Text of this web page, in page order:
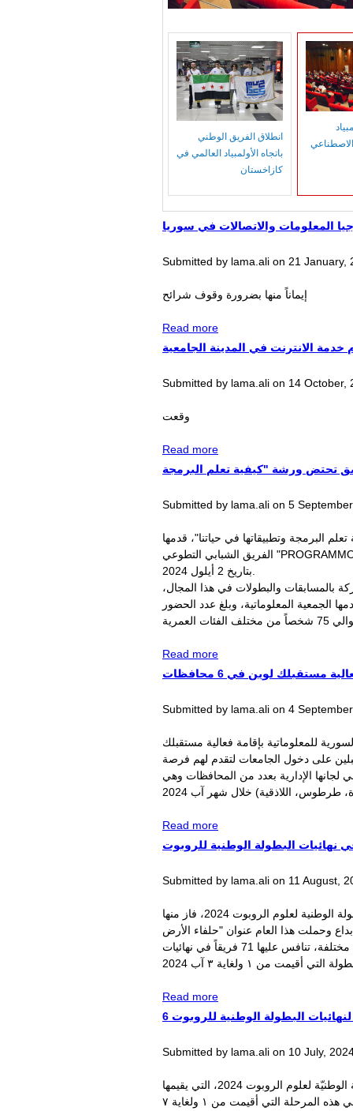
انطلاق الفريق الوطني
باتجاه الأولمبياد العالمي في
كازاخستان
المعلومات والاتصالات في سوريا
Submitted by lama.ali on 21 January,
إيماناً منها بضرورة وقوف شرائح
Read more
عن قطاع تكنولوجيا
سوريا
خدمة الانترنت في المدينة الجامعية
Submitted by lama.ali on 14 October,
وقعت
Read more
تقدم خدمة الانترنت في
Submitted by lama.ali on 5
البرمجة وتطبيقاتها في حياتنا"، قدمها
الفريق الشبابي التطوعي "PROGRAMMOLOGY" المتخصص بنشر المعلومات البرمجية والتكنولوجيا، وذلك ضمن مركز التأهيل والتدريب بدمشق
بالمسابقات والبطولات في هذا المجال،
الجمعية المعلوماتية، وبلغ عدد الحضور
Read more
تحتض ورشة "كيفية تعلم
مستقبلك لوين في 6 محافظات
Submitted by lama.ali on 4
للمعلوماتية بإقامة فعالية مستقبلك
على دخول الجامعات لتقدم لهم فرصة
الإدارية بعدد من المحافظات وهي
Read more
تحتضن فعالية مستقبلك لوين
البطولة الوطنية للروبوت
Submitted by lama.ali on 11 August,
الفرق الست التابعة للجمعية العلمية السورية للمعلوماتية التي اجتازت مرحلة التجمعات لمنافسات البطولة الوطنية لعلوم الروبوت 2024، فاز منها
حيث حصلت فرق الجمعية المعلوماتية على مراكز أولى وميداليات فضية وبرونزية عن فئات عمرية مختلفة، تنافس عليها 71 فريقاً في نهائيات
Read more
المعلوماتية تفوز في نهائيات
البطولة الوطنية للروبوت
Submitted by lama.ali on 10 July,
فازت ست فرق من الجمعية العلمية السورية للمعلوماتية في مرحلة التجمعات لمنافسات البطولة الوطنيّة لعلوم الروبوت 2024، التي يقيمها
الأولمبياد العلمي السوري في هيئة التميز والإبداع وحملت عنوان "حلفاء الأرض" لهذا العام، حيث شارك في هذه المرحلة التي أقيمت من ١ ولغاية ٧